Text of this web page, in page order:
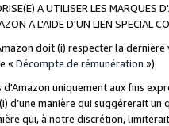
A UTILISER LES MARQUES
A L'AIDE D'UN LIEN SPECIAL
doit (i) respecter la
« Décompte de rémunération »).
uniquement aux fins
d’une manière qui suggérerait
qui, à notre discrétion,